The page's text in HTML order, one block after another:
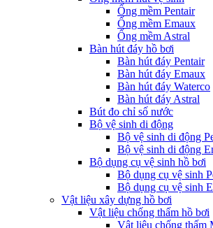
Ống mềm Pentair
Ống mềm Emaux
Ống mềm Astral
Bàn hút đáy hồ bơi
Bàn hút đáy Pentair
Bàn hút đáy Emaux
Bàn hút đáy Waterco
Bàn hút đáy Astral
Bút đo chỉ số nước
Bộ vệ sinh di động
Bộ vệ sinh di động
Bộ vệ sinh di động
Bộ dụng cụ vệ sinh hồ bơi
Bộ dụng cụ vệ sinh
Bộ dụng cụ vệ sinh
Vật liệu xây dựng hồ bơi
Vật liệu chống thấm hồ bơi
Vật liệu chống thấm